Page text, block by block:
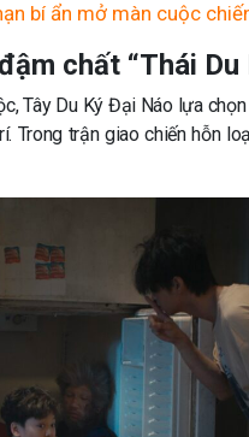
bí ẩn mở màn cuộc
chất “Thái Du
Tây Du Ký Đại Náo lựa
Trong trận giao chiến hỗn